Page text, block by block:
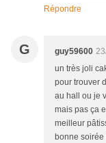
Répondre
G guy59600
un très joli
pour trouver
au hall ou je
mais pas ça
meilleur
bonne soirée